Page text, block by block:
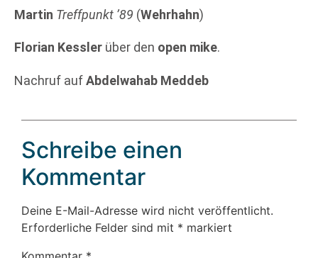
Martin Treffpunkt ’89 (Wehrhahn)
Florian Kessler über den open mike.
Nachruf aufAbdelwahab Meddeb
Schreibe einen
Kommentar
Deine E-Mail-Adresse wird nicht veröffentlicht.
Erforderliche Felder sind mit * markiert